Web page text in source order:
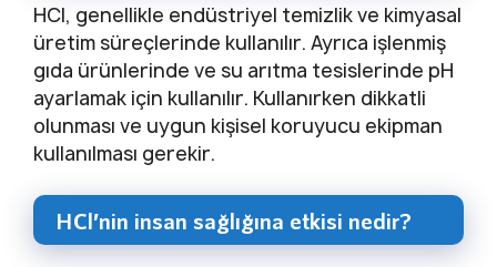
HCl, genellikle endüstriyel temizlik ve kimyasal
üretim süreçlerinde kullanılır. Ayrıca işlenmiş
gıda ürünlerinde ve su arıtma tesislerinde pH
ayarlamak için kullanılır. Kullanırken dikkatli
olunması ve uygun kişisel koruyucu ekipman
kullanılması gerekir.
HCl’nin insan sağlığına etkisi nedir?